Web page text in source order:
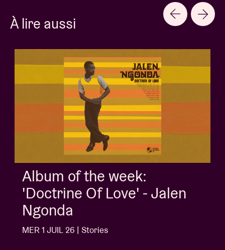
À lire aussi
Album of the week:
'Doctrine Of Love' - Jalen
Ngonda
MER 1 JUIL 26 | Stories